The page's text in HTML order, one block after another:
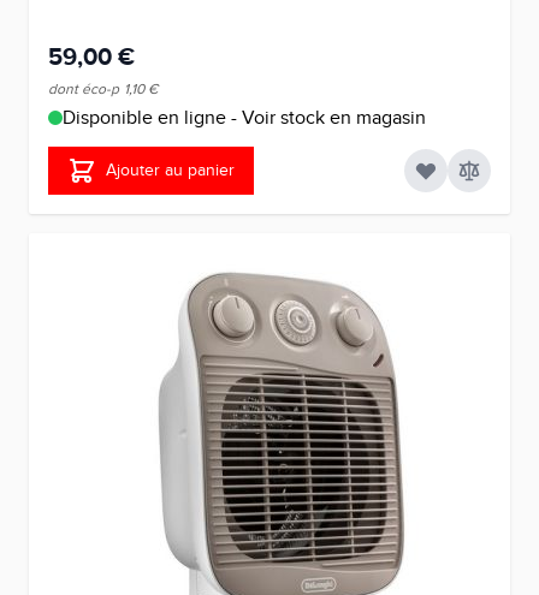
59,00 €
dont éco-p 1,10 €
Disponible en ligne - Voir stock en magasin
Ajouter au panier